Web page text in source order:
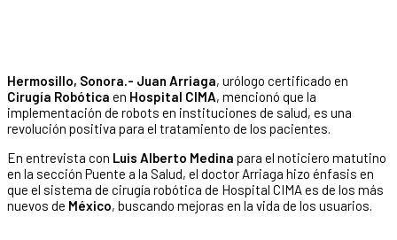
Hermosillo, Sonora.- Juan Arriaga, urólogo certificado en
Cirugía Robótica en Hospital CIMA, mencionó que la
implementación de robots en instituciones de salud, es una
revolución positiva para el tratamiento de los pacientes.
En entrevista con Luis Alberto Medina para el noticiero matutino
en la sección Puente a la Salud, el doctor Arriaga hizo énfasis en
que el sistema de cirugía robótica de Hospital CIMA es de los más
nuevos de México, buscando mejoras en la vida de los usuarios.